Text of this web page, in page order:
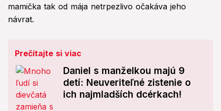
mamička tak od mája netrpezlivo očakáva jeho
návrat.
Prečítajte si viac
Daniel s manželkou majú 9
detí: Neuveriteľné zistenie o
ich najmladších dcérkach!